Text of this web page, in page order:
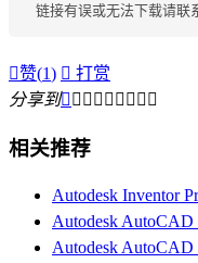
链接有误或无法下载请联
赞(1)  打赏
分享到        
相关推荐
Autodesk Inventor
Autodesk
Autodesk